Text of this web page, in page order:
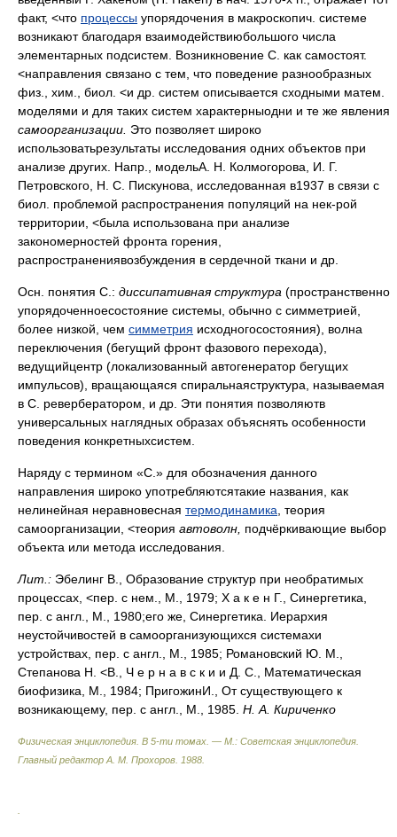
факт, <что процессы упорядочения в макроскопич. системе
возникают благодаря взаимодействиюбольшого числа
элементарных подсистем. Возникновение С. как самостоят.
<направления связано с тем, что поведение разнообразных
физ., хим., биол. <и др. систем описывается сходными матем.
моделями и для таких систем характерныодни и те же явления
самоорганизации. Это позволяет широко
использоватьрезультаты исследования одних объектов при
анализе других. Напр., модельА. Н. Колмогорова, И. Г.
Петровского, Н. С. Пискунова, исследованная в1937 в связи с
биол. проблемой распространения популяций на нек-рой
территории, <была использована при анализе
закономерностей фронта горения,
распространениявозбуждения в сердечной ткани и др.
Осн. понятия С.: диссипативная структура (пространственно
упорядоченноесостояние системы, обычно с симметрией,
более низкой, чем симметрия исходногосостояния), волна
переключения (бегущий фронт фазового перехода),
ведущийцентр (локализованный автогенератор бегущих
импульсов), вращающаяся спиральнаяструктура, называемая
в С. ревербератором, и др. Эти понятия позволяютв
универсальных наглядных образах объяснять особенности
поведения конкретныхсистем.
Наряду с термином «С.» для обозначения данного
направления широко употребляютсятакие названия, как
нелинейная неравновесная термодинамика , теория
самоорганизации, <теория автоволн, подчёркивающие выбор
объекта или метода исследования.
Лит.: Эбелинг В., Образование структур при необратимых
процессах, <пер. с нем., М., 1979; X а к е н Г., Синергетика,
пер. с англ., М., 1980;его же, Синергетика. Иерархия
неустойчивостей в самоорганизующихся системахи
устройствах, пер. с англ., М., 1985; Романовский Ю. М.,
Степанова Н. <В., Ч е р н а в с к и и Д. С., Математическая
биофизика, М., 1984; ПригожинИ., От существующего к
возникающему, пер. с англ., М., 1985. Н. А. Кириченко
Физическая энциклопедия. В 5-ти томах. — М.: Советская энциклопедия
Главный редактор А. М. Прохоров 1988